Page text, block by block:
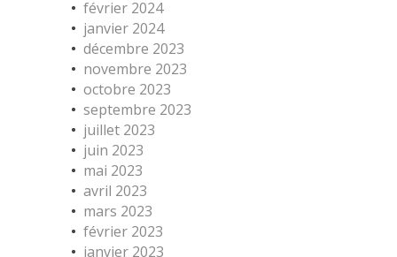
février 2024
janvier 2024
décembre 2023
novembre 2023
octobre 2023
septembre 2023
juillet 2023
juin 2023
mai 2023
avril 2023
mars 2023
février 2023
janvier 2023